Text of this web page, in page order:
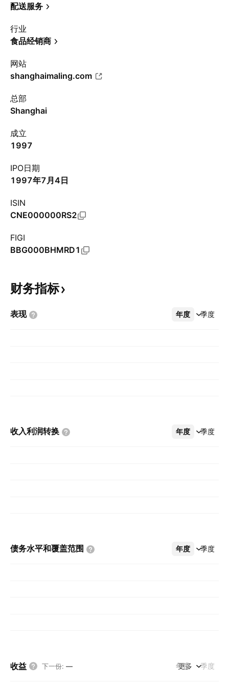
配送服务
行业
食品经销商
网站
shanghaimaling.com
总部
Shanghai
成立
1997
IPO日期
1997年7月4日
ISIN
CNE000000RS2
FIGI
BBG000BHMRD1
财务指标
表现 年度 季度
更多
收入利润转换 年度 季度
更多
债务水平和覆盖范围 年度 季度
更多
收益 下一份: — 年度 季度
更多